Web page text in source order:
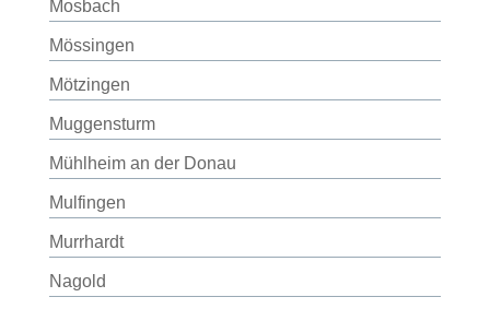
Mosbach
Mössingen
Mötzingen
Muggensturm
Mühlheim an der Donau
Mulfingen
Murrhardt
Nagold